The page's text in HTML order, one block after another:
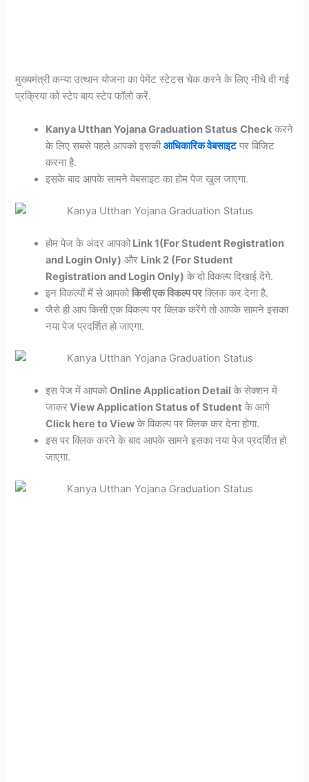
मुख्यमंत्री कन्या उत्थान योजना का पेमेंट स्टेटस चेक करने के लिए नीचे दी गई
प्रक्रिया को स्टेप बाय स्टेप फॉलो करें.
Kanya Utthan Yojana Graduation Status Check करने
के लिए सबसे पहले आपको इसकीआधिकारिक वेबसाइटपर विजिट
करना है.
इसके बाद आपके सामने वेबसाइट का होम पेज खुल जाएगा.
होम पेज के अंदर आपकोLink 1(For Student Registration
and Login Only) और Link 2 (For Student
Registration and Login Only) के दो विकल्प दिखाई देंगे.
इन विकल्पों में से आपकोकिसी एक विकल्प परक्लिक कर देना है.
जैसे ही आप किसी एक विकल्प पर क्लिक करेंगे तो आपके सामने इसका
नया पेज प्रदर्शित हो जाएगा.
इस पेज में आपकोOnline Application Detail के सेक्शन में
जाकरView Application Status of Student के आगे
Click here to View के विकल्प पर क्लिक कर देना होगा.
इस पर क्लिक करने के बाद आपके सामने इसका नया पेज प्रदर्शित हो
जाएगा.